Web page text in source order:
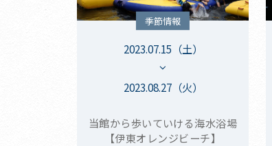
季節情報
2023.07.15（土）
2023.08.27（火）
当館から歩いていける海水浴場
【伊東オレンジビーチ】